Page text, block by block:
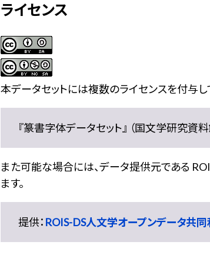
ライセンス
本データセットには複数のライセンスを付与し
『篆書字体データセット』 （国文学研究
また可能な場合には、データ提供元である
ます。
提供： ROIS-DS人文学オープンデータ共